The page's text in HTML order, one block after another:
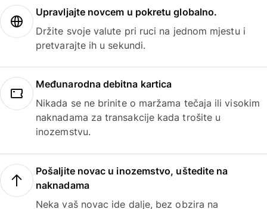
Upravljajte novcem u pokretu globalno.
Držite svoje valute pri ruci na jednom mjestu i
pretvarajte ih u sekundi.
Međunarodna debitna kartica
Nikada se ne brinite o maržama tečaja ili visokim
naknadama za transakcije kada trošite u
inozemstvu.
Pošaljite novac u inozemstvo, uštedite na
naknadama
Neka vaš novac ide dalje, bez obzira na